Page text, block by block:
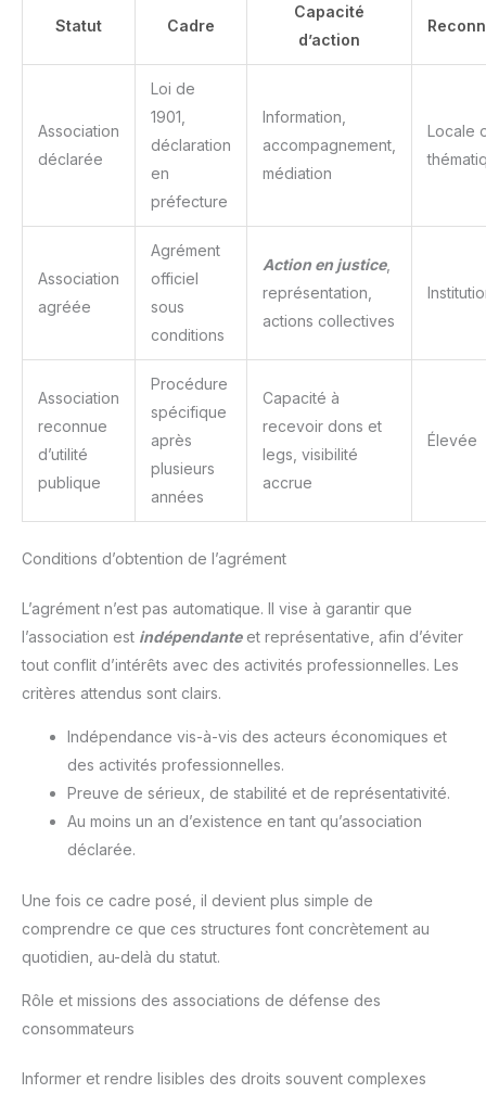
Statut Cadre
Capacité
d’action
Association
déclarée
Loi de
1901,
déclaration
en
préfecture
Information,
accompagnement,
médiation
Locale
Association
agréée
Agrément
officiel
sous
conditions
Action en justice,
représentation,
actions collectives
Association
reconnue
d’utilité
publique
Procédure
spécifique
après
plusieurs
années
Capacité à
recevoir dons et
legs, visibilité
accrue
Élevée
Conditions d’obtention de l’agrément
L’agrément n’est pas automatique. Il vise à garantir que
l’association est indépendanteet représentative, afin d’éviter
tout conflit d’intérêts avec des activités professionnelles. Les
critères attendus sont clairs.
Indépendance vis-à-vis des acteurs économiques et
des activités professionnelles.
Preuve de sérieux, de stabilité et de représentativité.
Au moins un an d’existence en tant qu’association
déclarée.
Une fois ce cadre posé, il devient plus simple de
comprendre ce que ces structures font concrètement au
quotidien, au-delà du statut.
Rôle et missions des associations de défense des
consommateurs
Informer et rendre lisibles des droits souvent complexes